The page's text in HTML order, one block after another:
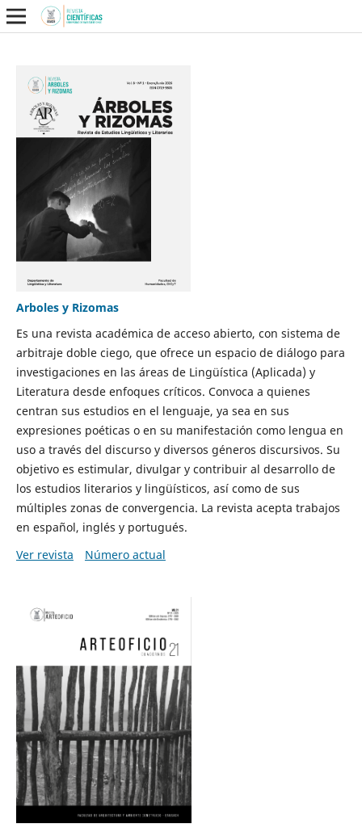
Arboles y Rizomas
Es una revista académica de acceso abierto, con sistema de
arbitraje doble ciego, que ofrece un espacio de diálogo para
investigaciones en las áreas de Lingüística (Aplicada) y
Literatura desde enfoques críticos. Convoca a quienes
centran sus estudios en el lenguaje, ya sea en sus
expresiones poéticas o en su manifestación como lengua en
uso a través del discurso y diversos géneros discursivos. Su
objetivo es estimular, divulgar y contribuir al desarrollo de
los estudios literarios y lingüísticos, así como de sus
múltiples zonas de convergencia. La revista acepta trabajos
en español, inglés y portugués.
Ver revista
Número actual